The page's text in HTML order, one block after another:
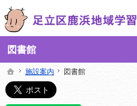
図書館
足立区鹿浜地域学習センターでは地域の講座や施
足立区鹿浜地域学習センターや図書館の総合案内サ
ホーム
施設案内 図書館
ホーム
施設案内 図書館